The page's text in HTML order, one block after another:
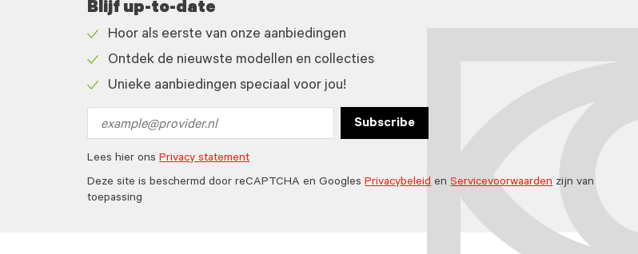
Blijf up-to-date
icon
Hoor als eerste van onze aanbiedingen
icon
Ontdek de nieuwste modellen en collecties
Unieke aanbiedingen speciaal voor jou!
address
Subscribe
Lees hier onsPrivacy statement
Deze site is beschermd door reCAPTCHA en GooglesPrivacybeleidenServicevoorwaardenzijn van
toepassing